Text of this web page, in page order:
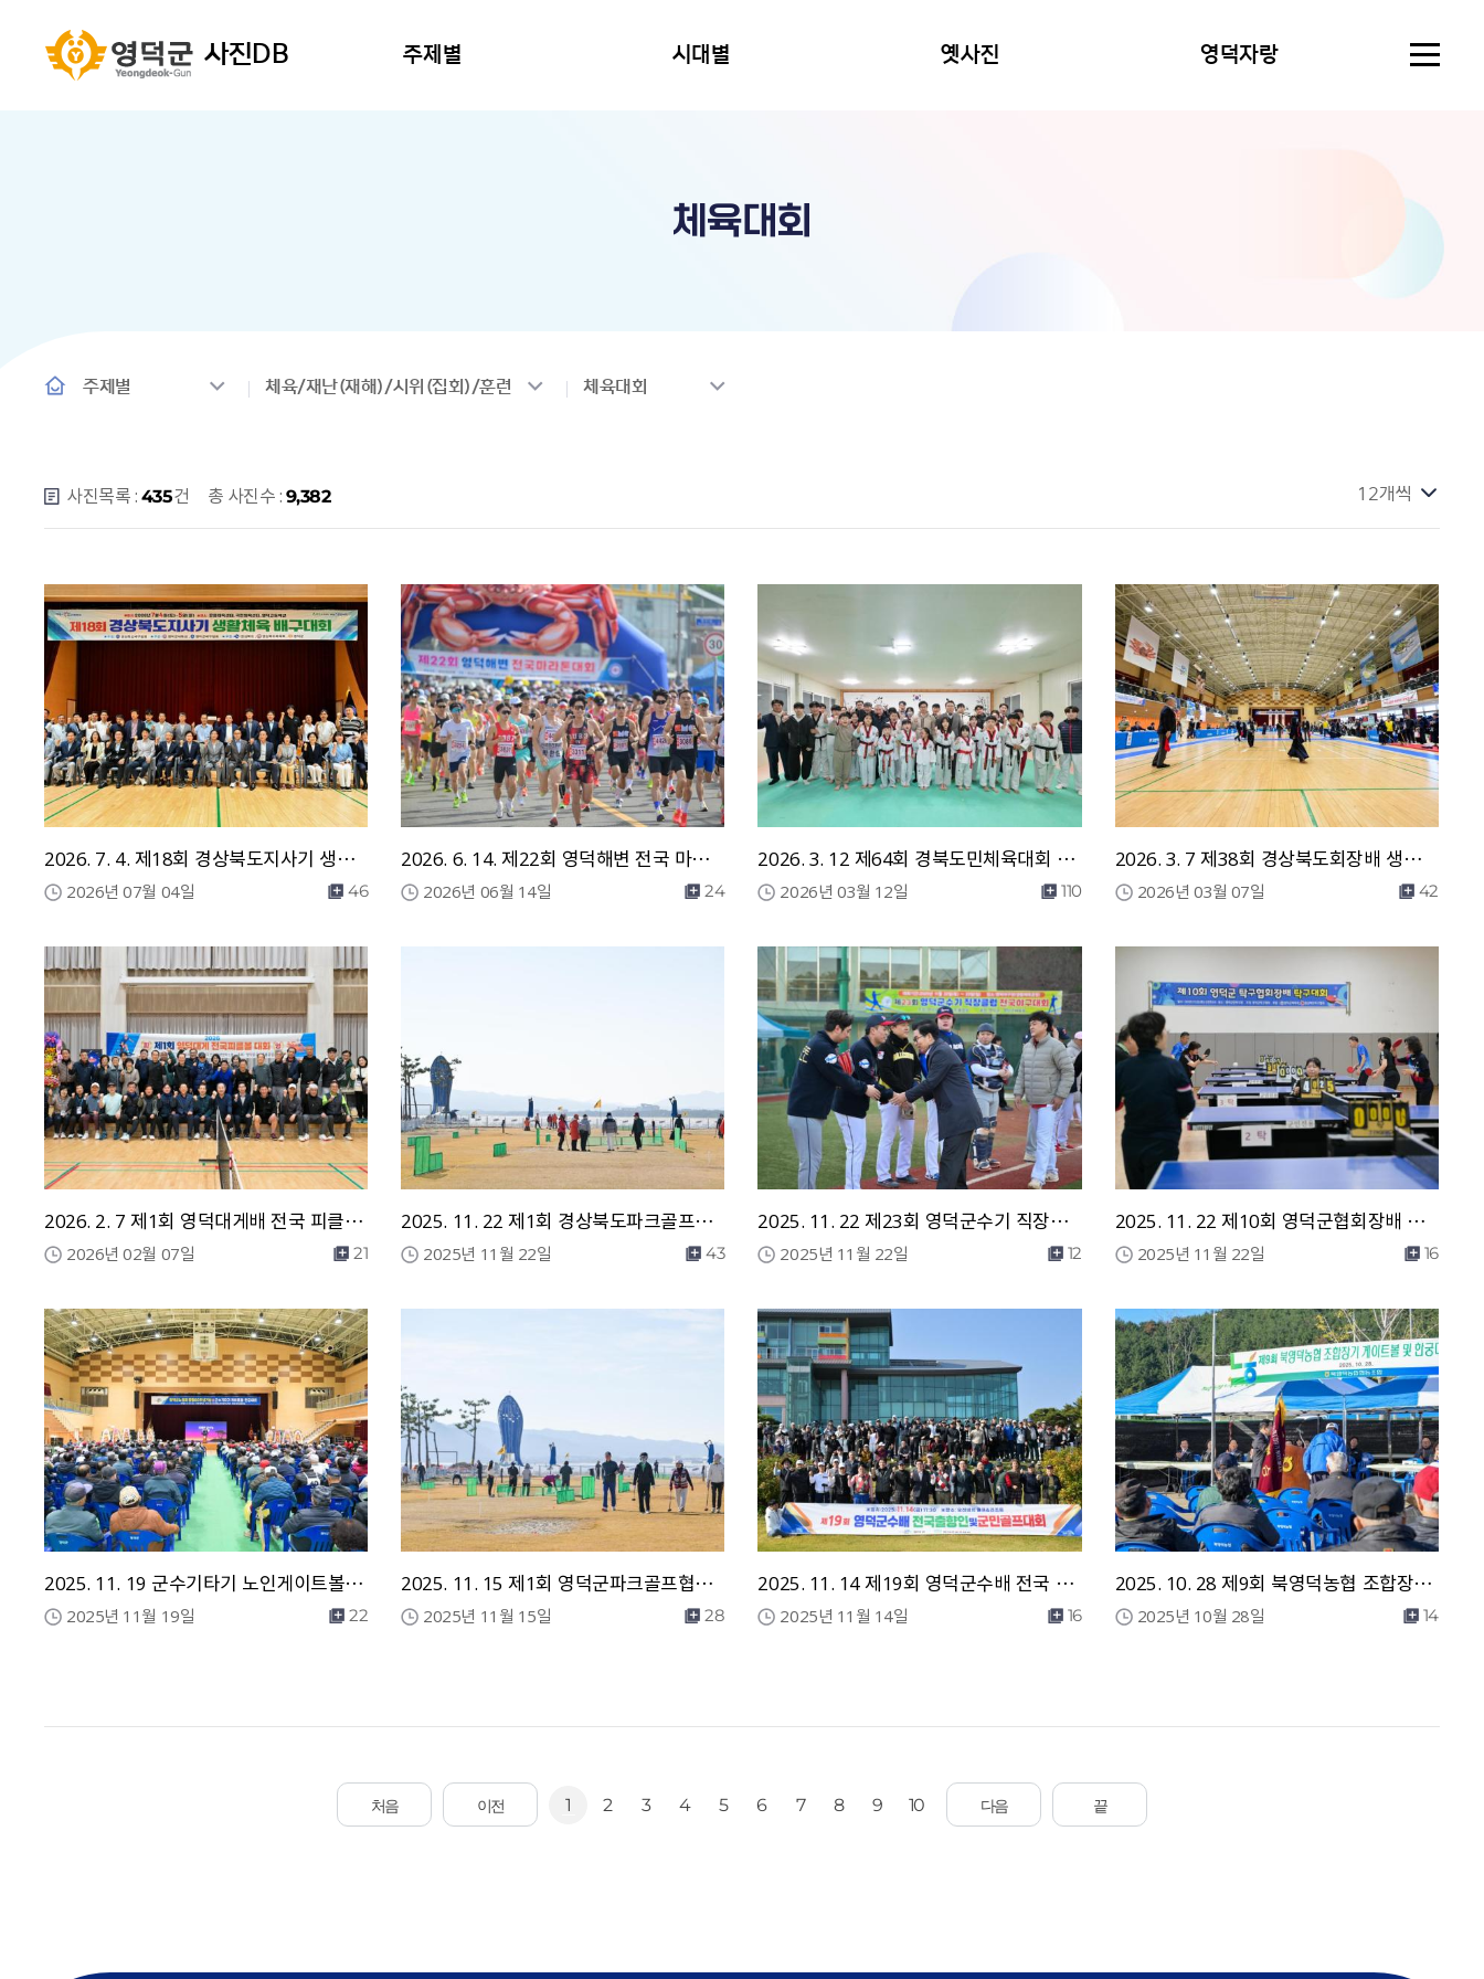
사진DB 주제별 시대별 옛사진 영덕자랑
체육대회
주제별 체육/재난(재해)/시위(집회)/훈련 체육대회
사진목록 : 435건 총 사진수 : 9,382
2026. 7. 4. 제18회 경상북도지사기 생활체육 배구대회
2026년 07월 04일 46
2026. 6. 14. 제22회 영덕해변 전국 마라톤대회
2026년 06월 14일 24
2026. 3. 12 제64회 경북도민체육대회 선수단 훈련 격려
2026년 03월 12일 110
2026. 3. 7 제38회 경상북도회장배 생활체육 검도대회
2026년 03월 07일 42
2026. 2. 7 제1회 영덕대게배 전국 피클볼 대회
2026년 02월 07일 21
2025. 11. 22 제1회 경상북도파크골프협회장배 임원 및 위원 총연합대회
2025년 11월 22일 43
2025. 11. 22 제23회 영덕군수기 직장클럽 전국 야구대회 격려
2025년 11월 22일 12
2025. 11. 22 제10회 영덕군협회장배 탁구대회
2025년 11월 22일 16
2025. 11. 19 군수기타기 노인게이트볼 및 한궁대회
2025년 11월 19일 22
2025. 11. 15 제1회 영덕군파크골프협회장기 클럽대항 파크골프대회
2025년 11월 15일 28
2025. 11. 14 제19회 영덕군수배 전국 출향인 및 군민 골프대회
2025년 11월 14일 16
2025. 10. 28 제9회 북영덕농협 조합장기 게이트볼 및 한궁대회
2025년 10월 28일 14
1 2 3 4 5 6 7 8 9 10